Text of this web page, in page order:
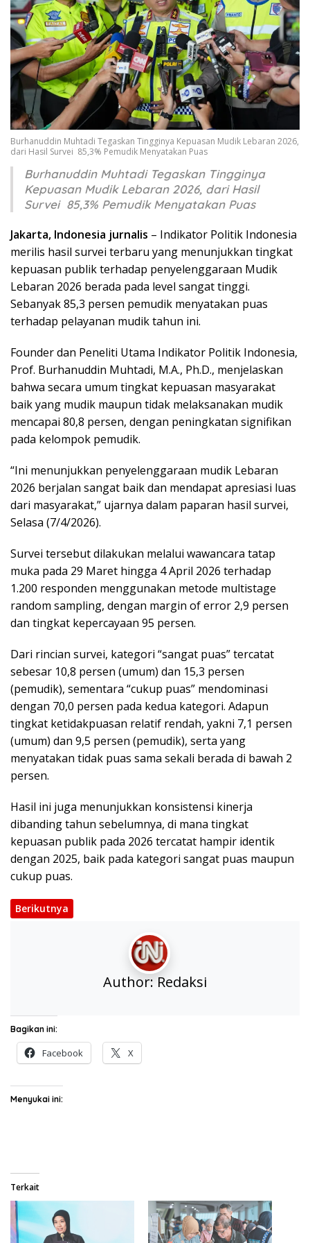
Burhanuddin Muhtadi Tegaskan Tingginya Kepuasan Mudik Lebaran 2026,
dari Hasil Survei 85,3% Pemudik Menyatakan Puas
Burhanuddin Muhtadi Tegaskan Tingginya
Kepuasan Mudik Lebaran 2026, dari Hasil
Survei 85,3% Pemudik Menyatakan Puas
Jakarta, Indonesia jurnalis – Indikator Politik Indonesia
merilis hasil survei terbaru yang menunjukkan tingkat
kepuasan publik terhadap penyelenggaraan Mudik
Lebaran 2026 berada pada level sangat tinggi.
Sebanyak 85,3 persen pemudik menyatakan puas
terhadap pelayanan mudik tahun ini.
Founder dan Peneliti Utama Indikator Politik Indonesia,
Prof. Burhanuddin Muhtadi, M.A., Ph.D., menjelaskan
bahwa secara umum tingkat kepuasan masyarakat
baik yang mudik maupun tidak melaksanakan mudik
mencapai 80,8 persen, dengan peningkatan signifikan
pada kelompok pemudik.
“Ini menunjukkan penyelenggaraan mudik Lebaran
2026 berjalan sangat baik dan mendapat apresiasi luas
dari masyarakat,” ujarnya dalam paparan hasil survei,
Selasa (7/4/2026).
Survei tersebut dilakukan melalui wawancara tatap
muka pada 29 Maret hingga 4 April 2026 terhadap
1.200 responden menggunakan metode multistage
random sampling, dengan margin of error 2,9 persen
dan tingkat kepercayaan 95 persen.
Dari rincian survei, kategori “sangat puas” tercatat
sebesar 10,8 persen (umum) dan 15,3 persen
(pemudik), sementara “cukup puas” mendominasi
dengan 70,0 persen pada kedua kategori. Adapun
tingkat ketidakpuasan relatif rendah, yakni 7,1 persen
(umum) dan 9,5 persen (pemudik), serta yang
menyatakan tidak puas sama sekali berada di bawah 2
persen.
Hasil ini juga menunjukkan konsistensi kinerja
dibanding tahun sebelumnya, di mana tingkat
kepuasan publik pada 2026 tercatat hampir identik
dengan 2025, baik pada kategori sangat puas maupun
cukup puas.
Berikutnya
Author: Redaksi
Bagikan ini:
Facebook X
Menyukai ini:
Terkait